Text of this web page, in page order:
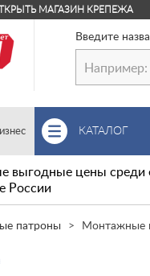
МАГАЗИН КРЕПЕЖА
Введите
КАТАЛОГ
выгодные цены среди
России
патроны Монтажные